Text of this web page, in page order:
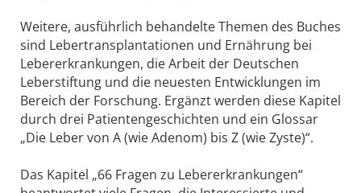
Weitere, ausführlich behandelte Themen des Buches
sind Lebertransplantationen und Ernährung bei
Lebererkrankungen, die Arbeit der Deutschen
Leberstiftung und die neuesten Entwicklungen im
Bereich der Forschung. Ergänzt werden diese Kapitel
durch drei Patientengeschichten und ein Glossar
„Die Leber von A (wie Adenom) bis Z (wie Zyste)“.
Das Kapitel „66 Fragen zu Lebererkrankungen“